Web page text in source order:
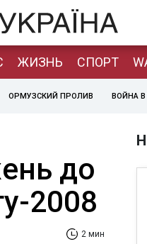
ЖИЗНЬ СПОРТ
ОРМУЗСКИЙ ПРОЛИВ ВОЙНА В
до
2008
2 мин